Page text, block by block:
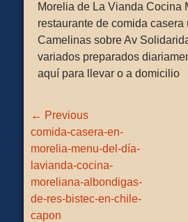
Morelia de La Vianda Cocina
restaurante de comida
Camelinas sobre Av
variados preparados
aquí para llevar o a domicilio
Navegación
de
entradas
← Previous
Previous
post:
comida-casera-en-
morelia-menu-del-día-
lavianda-cocina-
moreliana-albondigas-
de-res-bistec-en-chile-
capon